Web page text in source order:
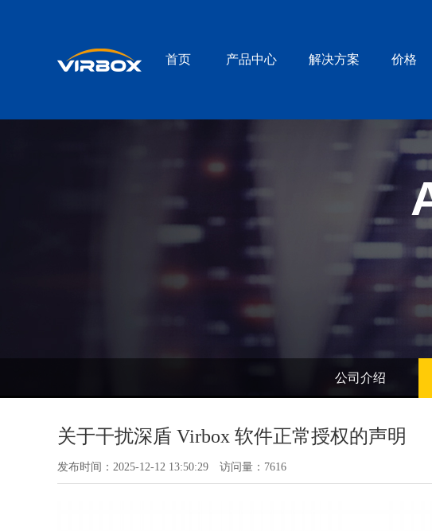
首页 产品中心 解决方案 价格
公司介绍
关于干扰深盾 Virbox 软件正常授权的声明
发布时间：2025-12-12 13:50:29 访问量：7616